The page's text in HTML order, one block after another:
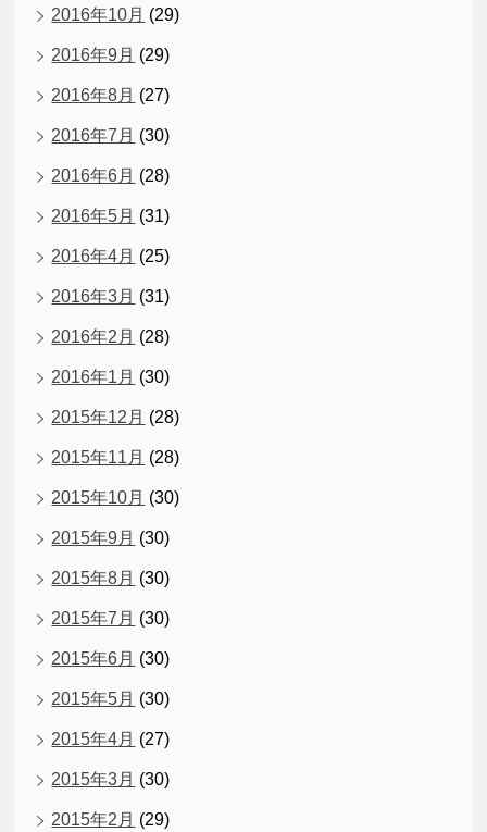
2016年10月 (29)
2016年9月 (29)
2016年8月 (27)
2016年7月 (30)
2016年6月 (28)
2016年5月 (31)
2016年4月 (25)
2016年3月 (31)
2016年2月 (28)
2016年1月 (30)
2015年12月 (28)
2015年11月 (28)
2015年10月 (30)
2015年9月 (30)
2015年8月 (30)
2015年7月 (30)
2015年6月 (30)
2015年5月 (30)
2015年4月 (27)
2015年3月 (30)
2015年2月 (29)